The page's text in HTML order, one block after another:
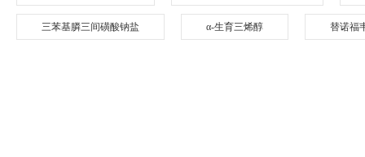
三苯基膦三间磺酸钠盐 α-生育三烯醇 替诺福